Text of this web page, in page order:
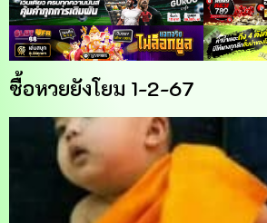
ซื้อหวยยังโยม 1-2-67